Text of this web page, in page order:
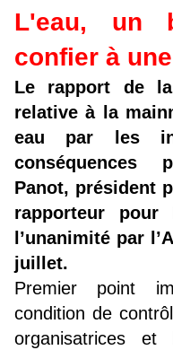
L'eau, un
confier à
Le rapport de la
relative à la
eau par les
conséquences
Panot, président
rapporteur
l’unanimité par
juillet.
Premier point
condition de
organisatrices